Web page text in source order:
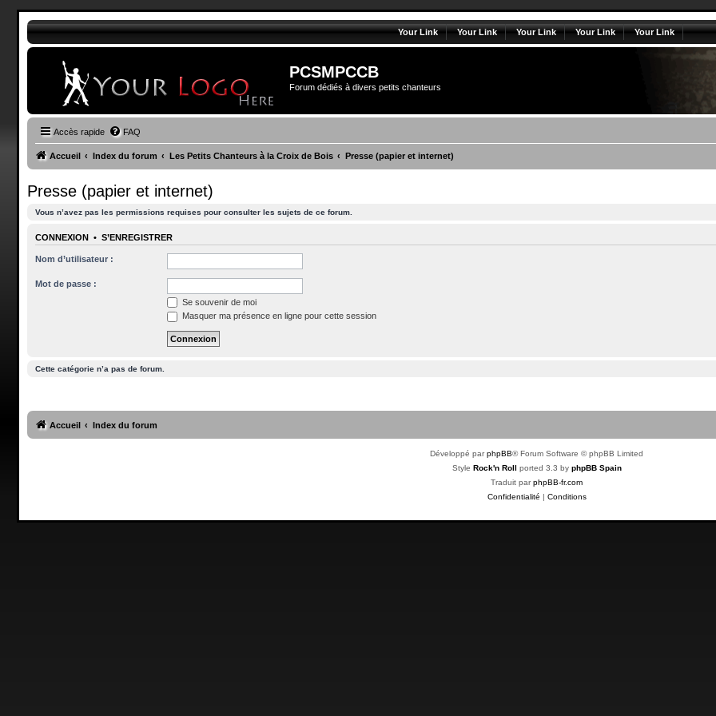
Your Link Your Link Your Link Your Link Your Link
PCSMPCCB
Forum dédiés à divers petits chanteurs
Accès rapide FAQ
Accueil Index du forum Les Petits Chanteurs à la Croix de Bois Presse (papier et internet)
Presse (papier et internet)
Vous n’avez pas les permissions requises pour consulter les sujets de ce forum.
CONNEXION • S’ENREGISTRER
Nom d’utilisateur :
Mot de passe :
Se souvenir de moi
Masquer ma présence en ligne pour cette session
Cette catégorie n’a pas de forum.
Accueil Index du forum
Développé parphpBB® Forum Software © phpBB Limited
Style Rock'n Roll ported 3.3 by phpBB Spain
Traduit parphpBB-fr.com
Confidentialité | Conditions